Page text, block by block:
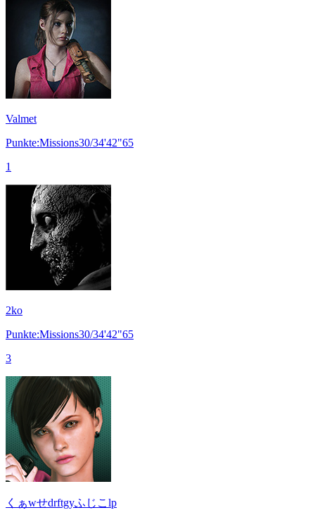
Valmet
Punkte:Missions30/34'42"65
1
2ko
Punkte:Missions30/34'42"65
3
くぁwせdrftgyふじこlp